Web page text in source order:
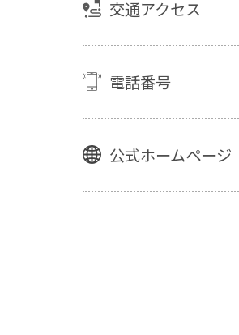
交通アクセス
電話番号
公式ホームページ